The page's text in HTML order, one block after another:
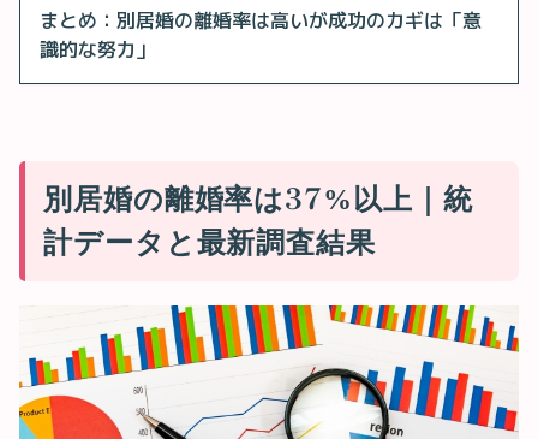
まとめ：別居婚の離婚率は高いが成功のカギは「意
識的な努力」
別居婚の離婚率は37%以上｜統
計データと最新調査結果